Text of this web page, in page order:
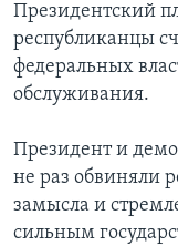
Президентский
республиканцы
федеральных
обслуживания.
Президент и
не раз обвиняли
замысла и
сильным